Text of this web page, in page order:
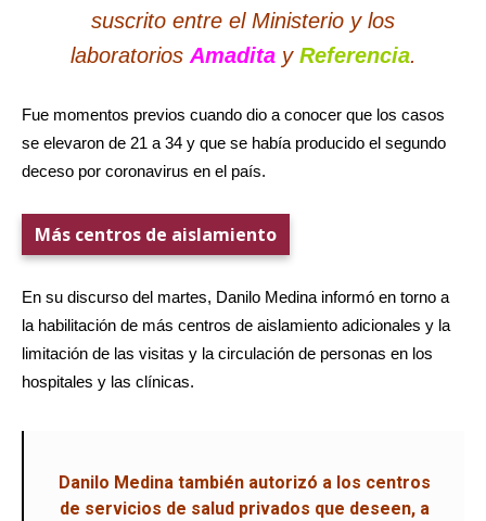
suscrito entre el Ministerio y los
laboratorios Amaditay Referencia.
Fue momentos previos cuando dio a conocer que los casos
se elevaron de 21 a 34 y que se había producido el segundo
deceso por coronavirus en el país.
Más centros de aislamiento
En su discurso del martes, Danilo Medina informó en torno a
la habilitación de más centros de aislamiento adicionales y la
limitación de las visitas y la circulación de personas en los
hospitales y las clínicas.
Danilo Medina también autorizó a los centros
de servicios de salud privados que deseen, a